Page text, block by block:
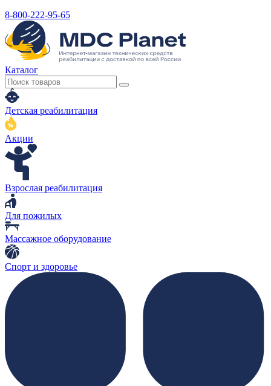
8-800-222-95-65
Каталог
Детская реабилитация
Акции
Взрослая реабилитация
Для пожилых
Массажное оборудование
Спорт и здоровье